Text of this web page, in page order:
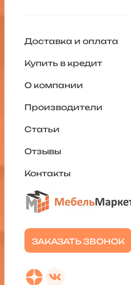
ЗАКАЗАТЬ ЗВОНОК
Доставка и оплата
Купить в кредит
О компании
Производители
Статьи
Отзывы
Контакты